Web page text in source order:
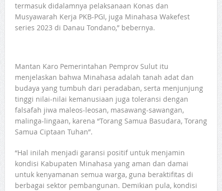
termasuk didalamnya pelaksanaan Konas dan
Musyawarah Kerja PKB-PGI, juga Minahasa Wakefest
series 2023 di Danau Tondano,” bebernya.
Mantan Karo Pemerintahan Pemprov Sulut itu
menjelaskan bahwa Minahasa adalah tanah adat dan
budaya yang tumbuh dari peradaban, serta menjunjung
tinggi nilai-nilai kemanusiaan juga toleransi dengan
falsafah jiwa maleos-leosan, masawang-sawangan,
malinga-lingaan, karena “Torang Samua Basudara, Torang
Samua Ciptaan Tuhan”.
“Hal inilah menjadi garansi positif untuk menjamin
kondisi Kabupaten Minahasa yang aman dan damai
untuk kenyamanan semua warga, guna beraktifitas di
berbagai sektor pembangunan. Demikian pula, kondisi